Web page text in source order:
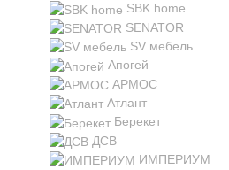
SBK home
SENATOR
SV мебель
Апогей
АРМОС
Атлант
Берекет
ДСВ
ИМПЕРИУМ